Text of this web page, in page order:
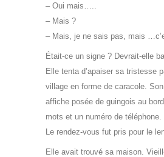
– Oui mais…..
– Mais ?
– Mais, je ne sais pas, mais
Était-ce un signe ? Devrait-elle
Elle tenta d’apaiser sa tristesse
village en forme de caracole.
affiche posée de guingois au
mots et un numéro de
Le rendez-vous fut pris pour le
Elle avait trouvé sa maison.